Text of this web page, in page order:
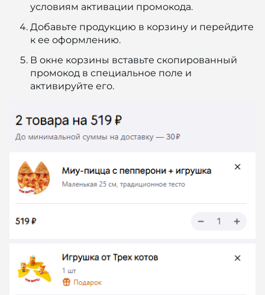
условиям активации промокода.
Добавьте продукцию в корзину и перейдите
к ее оформлению.
В окне корзины вставьте скопированный
промокод в специальное поле и
активируйте его.